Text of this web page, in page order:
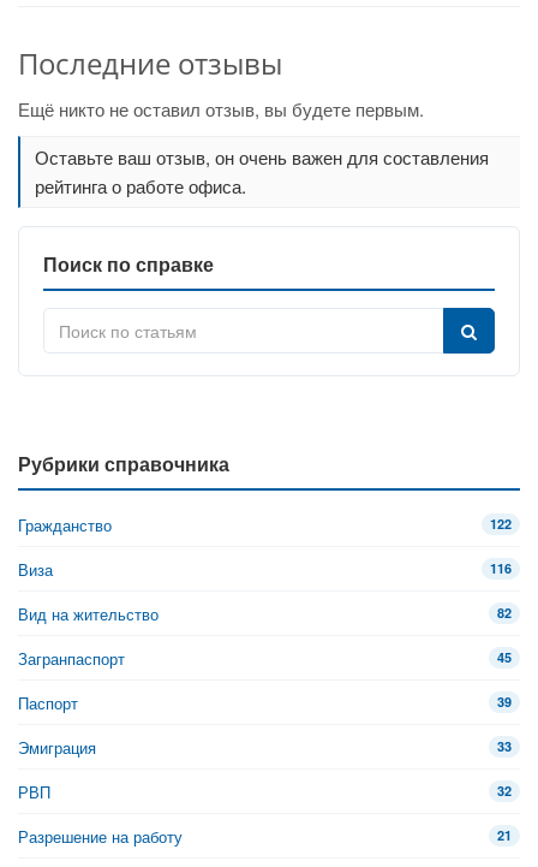
Последние отзывы
Ещё никто не оставил отзыв, вы будете первым.
Оставьте ваш отзыв, он очень важен для составления
рейтинга о работе офиса.
Поиск по справке
Рубрики справочника
Гражданство 122
Виза 116
Вид на жительство 82
Загранпаспорт 45
Паспорт 39
Эмиграция 33
РВП 32
Разрешение на работу 21